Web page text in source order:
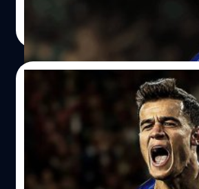
Konami เตรียมเปิดให้ทดล
แม้ว่าค่ายเกม Konami จะได้ยุติคว
เตรียมวางจำหน่ายเกม PES 2019
PS4, Xbox One และ PC พร้อมทั้ง